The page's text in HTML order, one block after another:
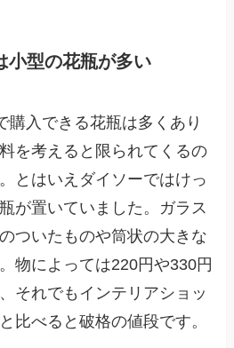
小型の花瓶が多い
購入できる花瓶は多くあり
を考えると限られてくるの
とはいえダイソーではけっ
が置いていました。ガラス
ついたものや筒状の大きな
物によっては220円や330円
それでもインテリアショッ
比べると破格の値段です。